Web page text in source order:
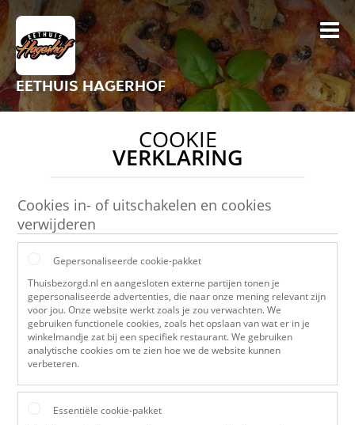
EETHUIS HAGERHOF
COOKIE
VERKLARING
Cookies in- of uitschakelen en cookies
verwijderen
Gepersonaliseerde cookie-pakket
Thuisbezorgd.nl en aangesloten externe partijen tonen je
gepersonaliseerde advertenties, die naar onze mening relevant zijn
voor jou. Onze website werkt zoals je zou verwachten. We
gebruiken functionele cookies, zoals het opslaan van wat er in je
winkelmandje zat bij een specifiek restaurant. We gebruiken
analytische cookies om te zien hoe we de website kunnen
verbeteren.
Essentiële cookie-pakket